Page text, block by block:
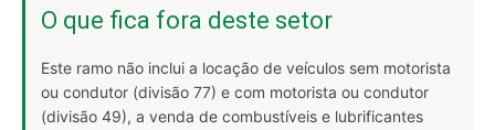
O que fica fora deste setor
Este ramo não inclui a locação de veículos sem motorista
ou condutor (divisão 77) e com motorista ou condutor
(divisão 49), a venda de combustíveis e lubrificantes